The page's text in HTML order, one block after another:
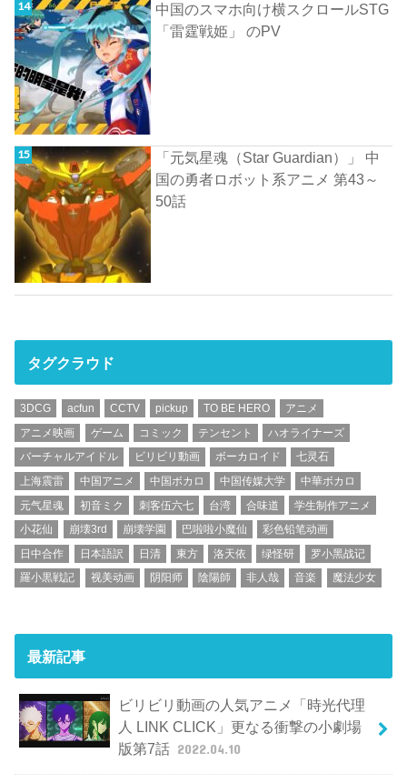
中国のスマホ向け横スクロールSTG
「雷霆戦姫」 のPV
「元気星魂（Star Guardian）」 中
国の勇者ロボット系アニメ 第43～
50話
タグクラウド
3DCG acfun CCTV pickup TO BE HERO
アニメ
アニメ映画
ゲーム コミック テンセント
ハオライナーズ
バーチャルアイドル
ビリビリ動画 ボーカロイド
七灵石
上海震雷
中国アニメ 中国ボカロ 中国传媒大学
中華ボカロ
元气星魂
初音ミク 刺客伍六七 台湾 合味道
学生制作アニメ
小花仙
崩壊3rd 崩壊学園 巴啦啦小魔仙
彩色铅笔动画
日中合作
日本語訳 日清 東方 洛天依 绿怪研
罗小黑战记
羅小黒戦記
视美动画 阴阳师 陰陽師 非人哉 音楽 魔法少女
最新記事
ビリビリ動画の人気アニメ「時光代理
人 LINK CLICK」更なる衝撃の小劇場
版第7話 2022.04.10